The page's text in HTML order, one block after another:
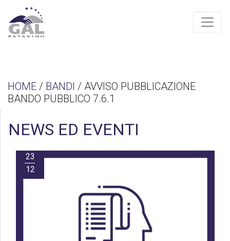
HOME / BANDI / AVVISO PUBBLICAZIONE
BANDO PUBBLICO 7.6.1
NEWS ED EVENTI
23
12